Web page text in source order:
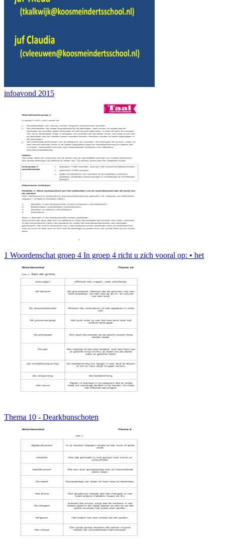
infoavond 2015
1 Woordenschat groep 4 In groep 4 richt u zich vooral op: • het
Thema 10 - Dearkbunschoten